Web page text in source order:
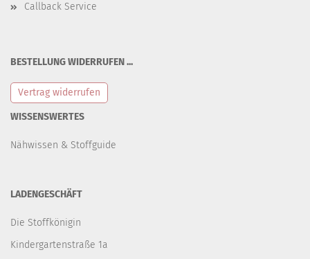
Callback Service
BESTELLUNG WIDERRUFEN ...
Vertrag widerrufen
WISSENSWERTES
Nähwissen & Stoffguide
LADENGESCHÄFT
Die Stoffkönigin
Kindergartenstraße 1a